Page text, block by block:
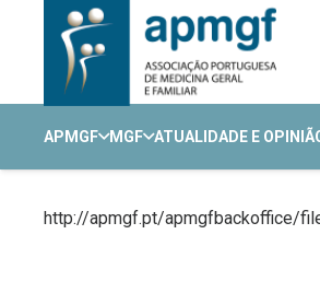
APMGF MGF ATUALIDADE E
http://apmgf.pt/apmgfbackoffice/